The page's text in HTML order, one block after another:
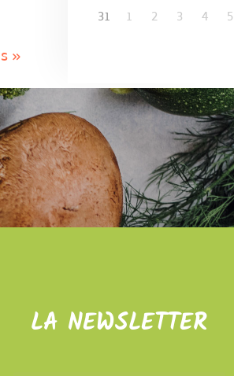
»
31
1 2 3 4 5
LA NEWSLETTER